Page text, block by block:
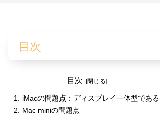
目次
目次
iMacの問題点：ディスプレイ一体型である
Mac miniの問題点